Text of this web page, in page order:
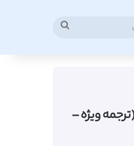
پیمایشی درباره سطح آمادگی صنعت 4.0 در شرکتهای کوچک و متوسط (ساینس دایرکت – الزویر 2021) (ترجمه ویژه –